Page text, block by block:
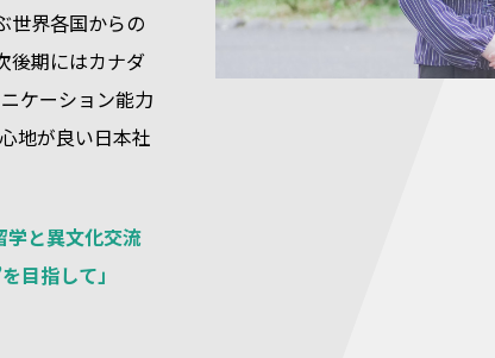
世界各国からの
後期にはカナダ
ケーション能力
地が良い日本社
学と異文化交流
目指して」